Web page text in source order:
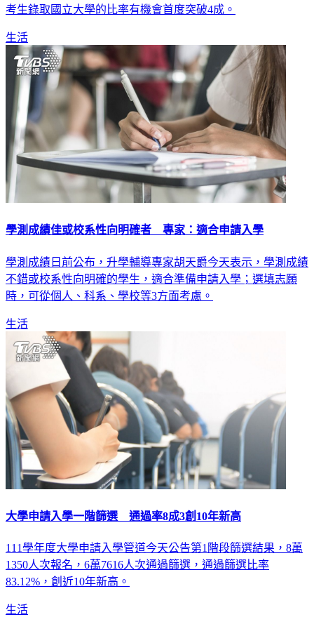
考生錄取國立大學的比率有機會首度突破4成。
生活
學測成績佳或校系性向明確者 專家：適合申請入學
學測成績日前公布，升學輔導專家胡天爵今天表示，學測成績
不錯或校系性向明確的學生，適合準備申請入學；選填志願
時，可從個人、科系、學校等3方面考慮。
生活
大學申請入學一階篩選 通過率8成3創10年新高
111學年度大學申請入學管道今天公告第1階段篩選結果，8萬
1350人次報名，6萬7616人次通過篩選，通過篩選比率
83.12%，創近10年新高。
生活